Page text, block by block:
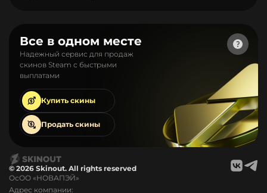
Все в одном месте
Надежный сервис для продаж
скинов Steam с быстрыми
выплатами
Купить скины
Продать скины
© 2026 Skinout. All rights reserved
ОсОО «НОВАПЭЙ»
Адрес компании: